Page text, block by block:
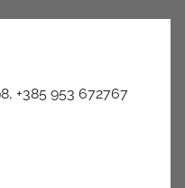
+385 953 672767